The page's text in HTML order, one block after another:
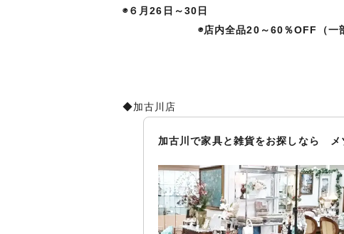
◉６月26日～30日
◉店内全品20～60％OFF（一部除
◆加古川店
加古川で家具と雑貨をお探しなら メ